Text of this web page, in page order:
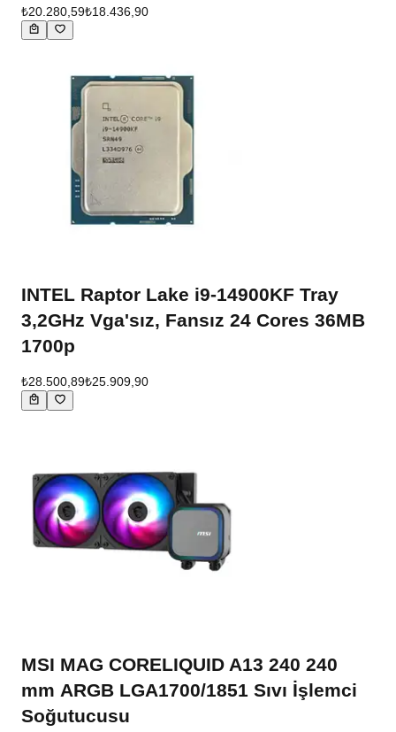
₺20.280,59₺18.436,90
INTEL Raptor Lake i9-14900KF Tray
3,2GHz Vga'sız, Fansız 24 Cores 36MB
1700p
₺28.500,89₺25.909,90
MSI MAG CORELIQUID A13 240 240
mm ARGB LGA1700/1851 Sıvı İşlemci
Soğutucusu